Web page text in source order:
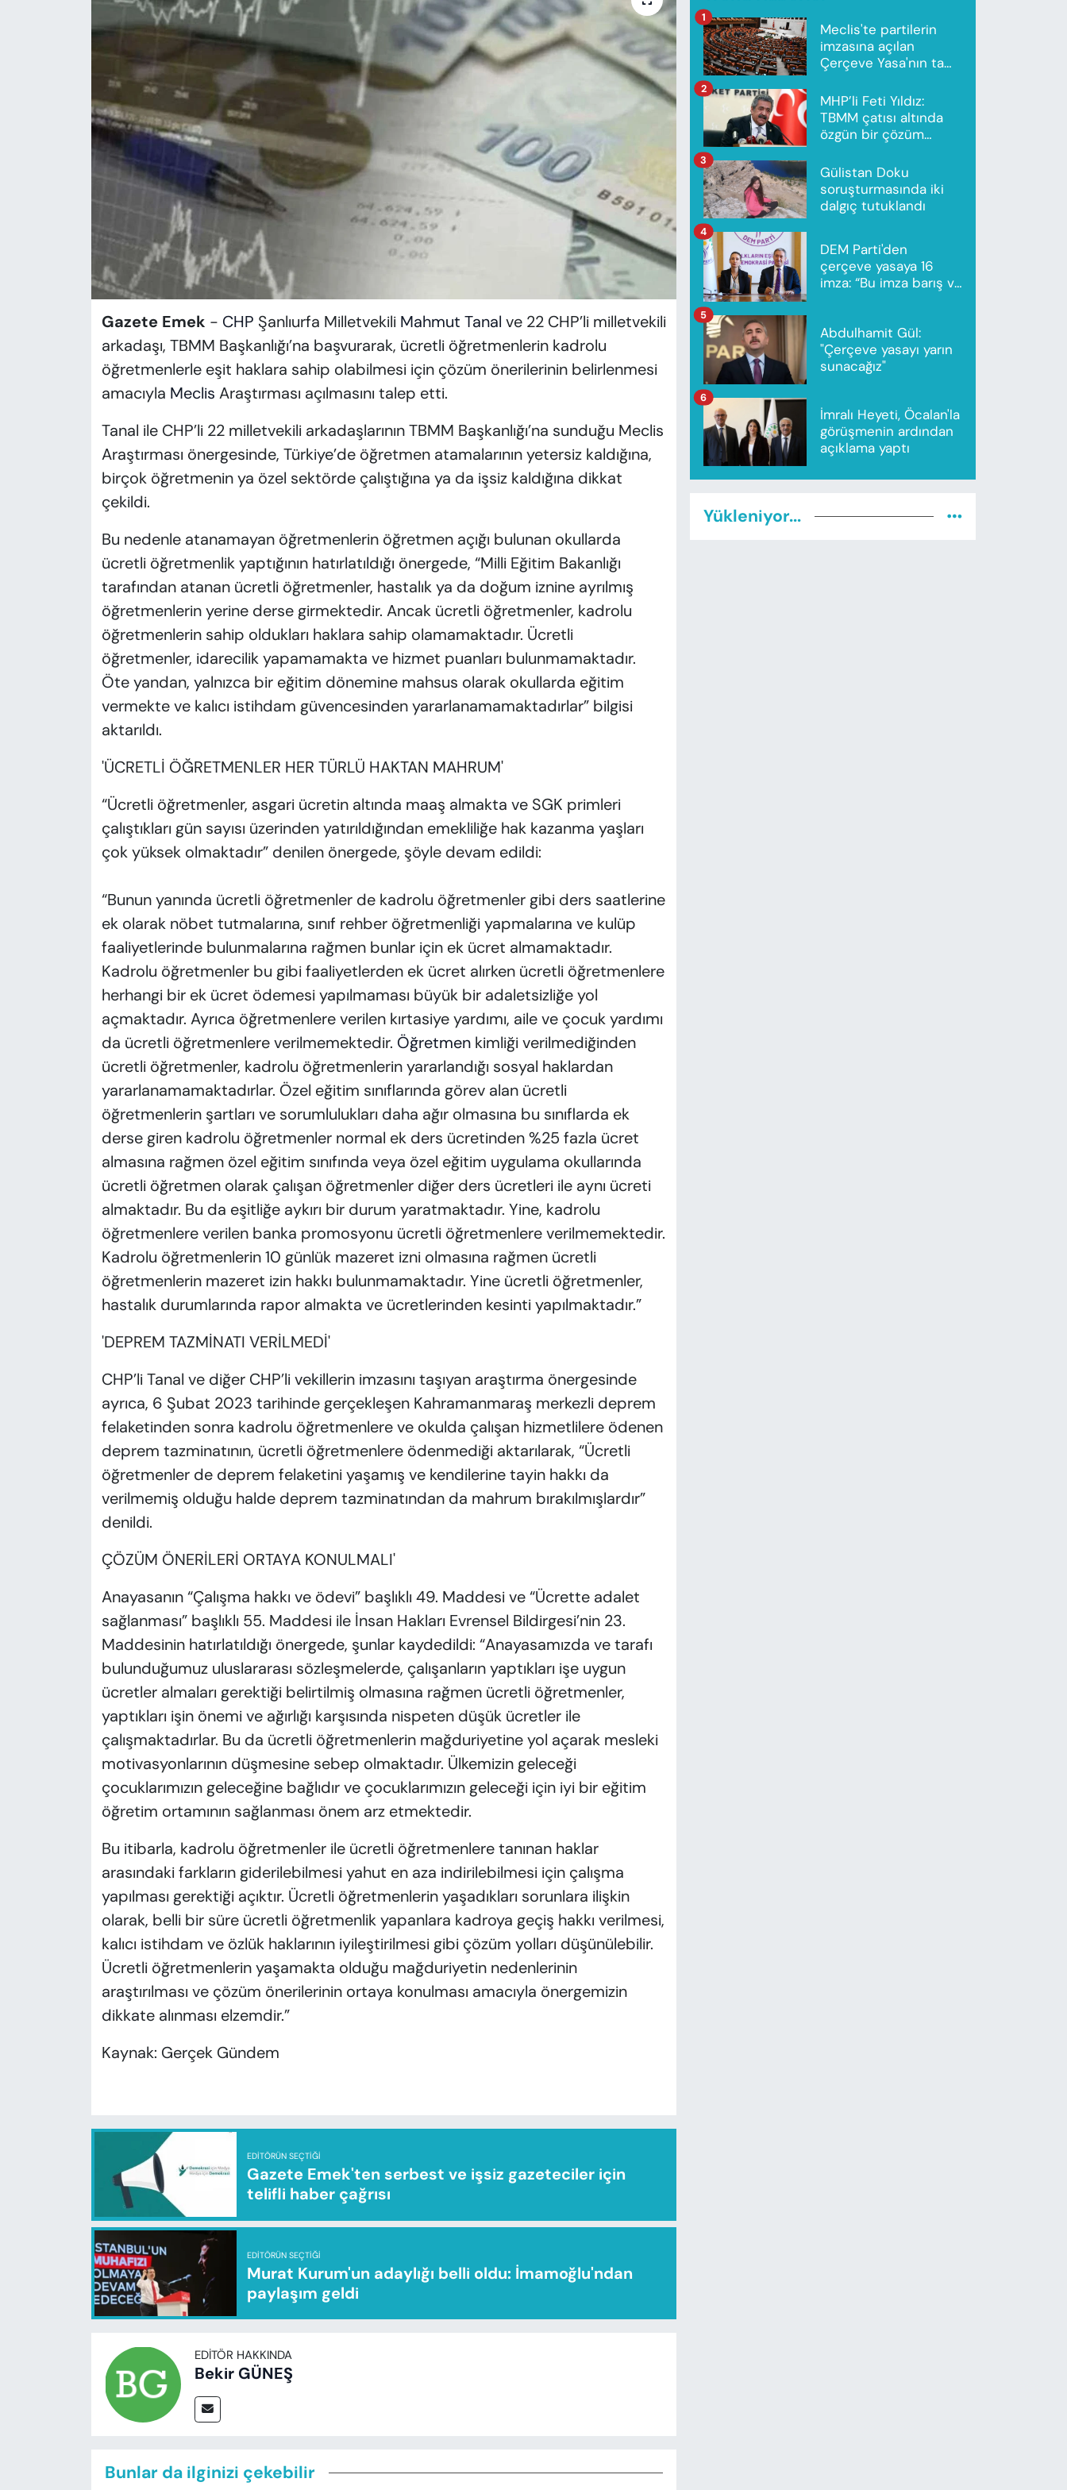
Gazete Emek - CHP Şanlıurfa Milletvekili Mahmut Tanal ve 22 CHP’li milletvekili
arkadaşı, TBMM Başkanlığı’na başvurarak, ücretli öğretmenlerin kadrolu
öğretmenlerle eşit haklara sahip olabilmesi için çözüm önerilerinin belirlenmesi
amacıyla Meclis Araştırması açılmasını talep etti.
Tanal ile CHP’li 22 milletvekili arkadaşlarının TBMM Başkanlığı’na sunduğu Meclis
Araştırması önergesinde, Türkiye’de öğretmen atamalarının yetersiz kaldığına,
birçok öğretmenin ya özel sektörde çalıştığına ya da işsiz kaldığına dikkat
çekildi.
Bu nedenle atanamayan öğretmenlerin öğretmen açığı bulunan okullarda
ücretli öğretmenlik yaptığının hatırlatıldığı önergede, “Milli Eğitim Bakanlığı
tarafından atanan ücretli öğretmenler, hastalık ya da doğum iznine ayrılmış
öğretmenlerin yerine derse girmektedir. Ancak ücretli öğretmenler, kadrolu
öğretmenlerin sahip oldukları haklara sahip olamamaktadır. Ücretli
öğretmenler, idarecilik yapamamakta ve hizmet puanları bulunmamaktadır.
Öte yandan, yalnızca bir eğitim dönemine mahsus olarak okullarda eğitim
vermekte ve kalıcı istihdam güvencesinden yararlanamamaktadırlar” bilgisi
aktarıldı.
'ÜCRETLİ ÖĞRETMENLER HER TÜRLÜ HAKTAN MAHRUM'
“Ücretli öğretmenler, asgari ücretin altında maaş almakta ve SGK primleri
çalıştıkları gün sayısı üzerinden yatırıldığından emekliliğe hak kazanma yaşları
çok yüksek olmaktadır” denilen önergede, şöyle devam edildi:
“Bunun yanında ücretli öğretmenler de kadrolu öğretmenler gibi ders saatlerine
ek olarak nöbet tutmalarına, sınıf rehber öğretmenliği yapmalarına ve kulüp
faaliyetlerinde bulunmalarına rağmen bunlar için ek ücret almamaktadır.
Kadrolu öğretmenler bu gibi faaliyetlerden ek ücret alırken ücretli öğretmenlere
herhangi bir ek ücret ödemesi yapılmaması büyük bir adaletsizliğe yol
açmaktadır. Ayrıca öğretmenlere verilen kırtasiye yardımı, aile ve çocuk yardımı
da ücretli öğretmenlere verilmemektedir. Öğretmenkimliği verilmediğinden
ücretli öğretmenler, kadrolu öğretmenlerin yararlandığı sosyal haklardan
yararlanamamaktadırlar. Özel eğitim sınıflarında görev alan ücretli
öğretmenlerin şartları ve sorumlulukları daha ağır olmasına bu sınıflarda ek
derse giren kadrolu öğretmenler normal ek ders ücretinden %25 fazla ücret
almasına rağmen özel eğitim sınıfında veya özel eğitim uygulama okullarında
ücretli öğretmen olarak çalışan öğretmenler diğer ders ücretleri ile aynı ücreti
almaktadır. Bu da eşitliğe aykırı bir durum yaratmaktadır. Yine, kadrolu
öğretmenlere verilen banka promosyonu ücretli öğretmenlere verilmemektedir.
Kadrolu öğretmenlerin 10 günlük mazeret izni olmasına rağmen ücretli
öğretmenlerin mazeret izin hakkı bulunmamaktadır. Yine ücretli öğretmenler,
hastalık durumlarında rapor almakta ve ücretlerinden kesinti yapılmaktadır.”
'DEPREM TAZMİNATI VERİLMEDİ'
CHP’li Tanal ve diğer CHP’li vekillerin imzasını taşıyan araştırma önergesinde
ayrıca, 6 Şubat 2023 tarihinde gerçekleşen Kahramanmaraş merkezli deprem
felaketinden sonra kadrolu öğretmenlere ve okulda çalışan hizmetlilere ödenen
deprem tazminatının, ücretli öğretmenlere ödenmediği aktarılarak, “Ücretli
öğretmenler de deprem felaketini yaşamış ve kendilerine tayin hakkı da
verilmemiş olduğu halde deprem tazminatından da mahrum bırakılmışlardır”
denildi.
ÇÖZÜM ÖNERİLERİ ORTAYA KONULMALI'
Anayasanın “Çalışma hakkı ve ödevi” başlıklı 49. Maddesi ve “Ücrette adalet
sağlanması” başlıklı 55. Maddesi ile İnsan Hakları Evrensel Bildirgesi’nin 23.
Maddesinin hatırlatıldığı önergede, şunlar kaydedildi: “Anayasamızda ve tarafı
bulunduğumuz uluslararası sözleşmelerde, çalışanların yaptıkları işe uygun
ücretler almaları gerektiği belirtilmiş olmasına rağmen ücretli öğretmenler,
yaptıkları işin önemi ve ağırlığı karşısında nispeten düşük ücretler ile
çalışmaktadırlar. Bu da ücretli öğretmenlerin mağduriyetine yol açarak mesleki
motivasyonlarının düşmesine sebep olmaktadır. Ülkemizin geleceği
çocuklarımızın geleceğine bağlıdır ve çocuklarımızın geleceği için iyi bir eğitim
öğretim ortamının sağlanması önem arz etmektedir.
Bu itibarla, kadrolu öğretmenler ile ücretli öğretmenlere tanınan haklar
arasındaki farkların giderilebilmesi yahut en aza indirilebilmesi için çalışma
yapılması gerektiği açıktır. Ücretli öğretmenlerin yaşadıkları sorunlara ilişkin
olarak, belli bir süre ücretli öğretmenlik yapanlara kadroya geçiş hakkı verilmesi,
kalıcı istihdam ve özlük haklarının iyileştirilmesi gibi çözüm yolları düşünülebilir.
Ücretli öğretmenlerin yaşamakta olduğu mağduriyetin nedenlerinin
araştırılması ve çözüm önerilerinin ortaya konulması amacıyla önergemizin
dikkate alınması elzemdir.”
Kaynak: Gerçek Gündem
EDITÖRÜN SEÇTIĞI
Gazete Emek'ten serbest ve işsiz gazeteciler için
telifli haber çağrısı
EDITÖRÜN SEÇTIĞI
Murat Kurum'un adaylığı belli oldu: İmamoğlu'ndan
paylaşım geldi
EDITÖR HAKKINDA
Bekir GÜNEŞ
Bunlar da ilginizi çekebilir
Meclis'te partilerin
imzasına açılan
Çerçeve Yasa'nın tam
1
MHP’li Feti Yıldız:
TBMM çatısı altında
özgün bir çözüm
2
Gülistan Doku
soruşturmasında iki
dalgıç tutuklandı
3
DEM Parti'den
çerçeve yasaya 16
imza: “Bu imza barış ve
4
Abdulhamit Gül:
"Çerçeve yasayı yarın
sunacağız"
5
İmralı Heyeti, Öcalan'la
görüşmenin ardından
açıklama yaptı
6
Yükleniyor...
KÜLTÜR-SANAT
MAGAZİN
ÖZEL HABER
YAZAR KÖŞESİ
SİYASET
VAN VE DİYARBAKIR HABERLERİ